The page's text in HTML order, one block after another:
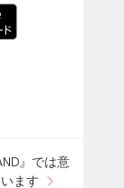
』では意
ます